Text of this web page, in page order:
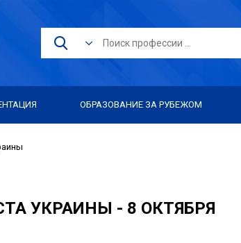
ОБРАЗОВАНИЕ ЗА РУБЕЖОМ
УКРАИНЫ - 8 ОКТЯБРЯ